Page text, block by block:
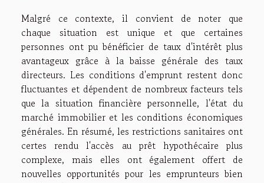
Malgré ce contexte, il convient de noter que
chaque situation est unique et que certaines
personnes ont pu bénéficier de taux d'intérêt plus
avantageux grâce à la baisse générale des taux
directeurs. Les conditions d'emprunt restent donc
fluctuantes et dépendent de nombreux facteurs tels
que la situation financière personnelle, l'état du
marché immobilier et les conditions économiques
générales. En résumé, les restrictions sanitaires ont
certes rendu l'accès au prêt hypothécaire plus
complexe, mais elles ont également offert de
nouvelles opportunités pour les emprunteurs bien